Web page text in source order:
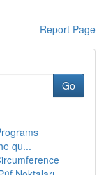
Report Page
Go
qu...